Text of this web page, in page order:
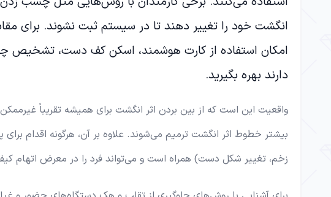
انگشت خود را تغییر دهند تا در سیستم ثبت نشوند. برای
امکان استفاده از کارت هوشمند، اسکن کف دست، تشخیص
دارند بهره بگیرید.
واقعیت این است که از بین بردن اثر انگشت برای همیشه تقریباً
بیشتر خطوط اثر انگشت ترمیم می‌شوند. علاوه بر آن، هرگونه اقدام
زخم، تغییر شکل دست) همراه است و می‌تواند فرد را در معرض اتهام